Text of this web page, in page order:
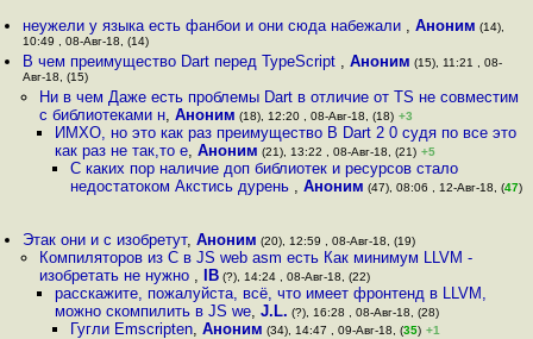
неужели у языка есть фанбои и они сюда набежали ,Аноним (14),
10:49 , 08-Авг-18, (14)
В чем преимущество Dart перед TypeScript ,Аноним (15), 11:21 , 08-
Авг-18, (15)
Ни в чем Даже есть проблемы Dart в отличие от TS не совместим
с библиотеками н, Аноним (18), 12:20 , 08-Авг-18, (18) +3
ИМХО, но это как раз преимущество В Dart 2 0 судя по все это
как раз не так,то е, Аноним (21), 13:22 , 08-Авг-18, (21) +5
C каких пор наличие доп библиотек и ресурсов стало
недостатоком Акстись дурень ,Аноним (47), 08:06 , 12-Авг-18, (47)
Этак они и с изобретут,Аноним (20), 12:59 , 08-Авг-18, (19)
Компиляторов из C в JS web asm есть Как минимум LLVM -
изобретать не нужно , IB(?), 14:24 , 08-Авг-18, (22)
расскажите, пожалуйста, всё, что имеет фронтенд в LLVM,
можно скомпилить в JS we, J.L. (?), 16:28 , 08-Авг-18, (28)
Гугли Emscripten,Аноним (34), 14:47 , 09-Авг-18, (35) +1